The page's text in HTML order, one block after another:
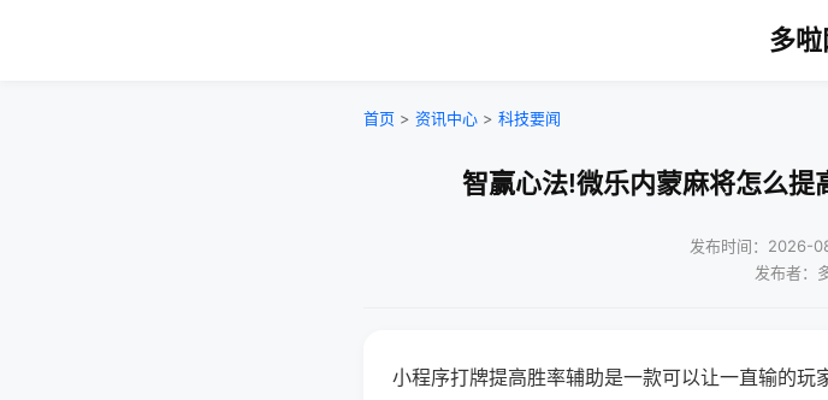
多啦
首页 > 资讯中心 > 科技要闻
智赢心法!微乐内蒙麻将怎么提
发布时间：2026-
发布者：
小程序打牌提高胜率辅助是一款可以让一直输的玩